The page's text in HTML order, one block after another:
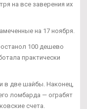
на все заверения их
на 17 ноября.
100 дешево
практически
в две шайбы. Наконец,
ломбарда — ограбят
счета.